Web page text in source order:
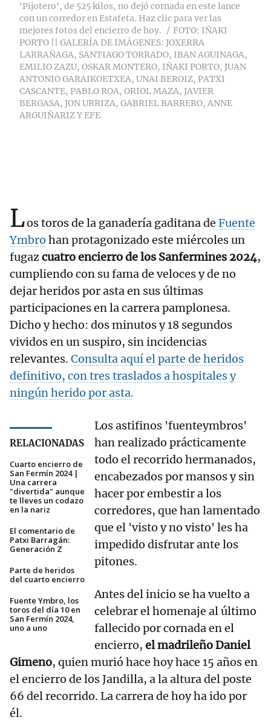
'Pijotero', de 525 kilos, no dejó cornada en este lance
con un corredor en Estafeta. Haz clic para ver las
mejores fotos del encierro de hoy.
FOTO: IÑAKI
PORTO || GALERÍA DE IMÁGENES: JOXERRA
LARRAÑAGA, SANTIAGO TORRADO, IBAN AGUINAGA,
EMILIO ZAZU, OSKAR MONTERO, IÑAKI PORTO, JUAN
ANTONIO GARAIKOETXEA, UNAI BEROIZ, PATXI
CASCANTE, PABLO ROA, ORIOL MAZA, JAVIER
BERGASA, JON URRIZA, GABRIEL BARRERO, ANNE
ARGUIÑARIZ Y EFE
Los toros de la ganadería gaditana de Fuente
Ymbro han protagonizado este miércoles un
fugazcuatro encierro de los Sanfermines 2024,
cumpliendo con su fama de veloces y de no
dejar heridos por asta en sus últimas
participaciones en la carrera pamplonesa.
Dicho y hecho: dos minutos y 18 segundos
vividos en un suspiro, sin incidencias
relevantes. Consulta aquí el parte de heridos
definitivo, con tres traslados a hospitales y
ningún herido por asta.
RELACIONADAS
Cuarto encierro de
San Fermín 2024 |
Una carrera
"divertida" aunque
te lleves un codazo
en la nariz
El comentario de
Patxi Barragán:
Generación Z
Parte de heridos
del cuarto encierro
Fuente Ymbro, los
toros del día 10 en
San Fermín 2024,
uno a uno
Los astifinos 'fuenteymbros'
han realizado prácticamente
todo el recorrido hermanados,
encabezados por mansos y sin
hacer por embestir a los
corredores, que han lamentado
que el 'visto y no visto' les ha
impedido disfrutar ante los
pitones.
Antes del inicio se ha vuelto a
celebrar el homenaje al último
fallecido por cornada en el
encierro, el madrileño Daniel
Gimeno, quien murió hace hoy hace 15 años en
el encierro de los Jandilla, a la altura del poste
66 del recorrido. La carrera de hoy ha ido por
él.